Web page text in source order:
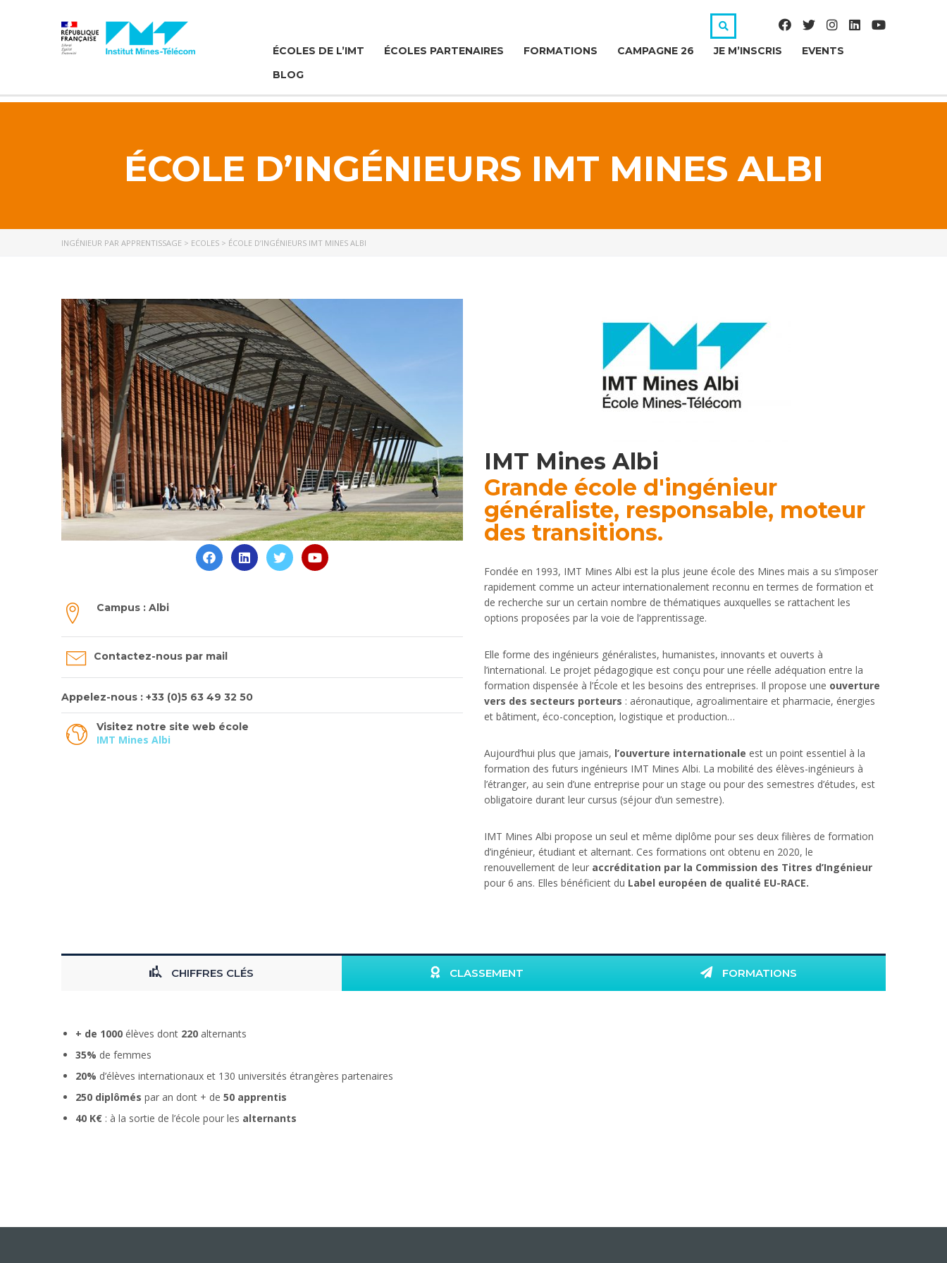
ÉCOLES DE L’IMT ÉCOLES PARTENAIRES FORMATIONS CAMPAGNE 26 JE M’INSCRIS
EVENTS
BLOG
ÉCOLE D’INGÉNIEURS IMT MINES ALBI
INGÉNIEUR PAR APPRENTISSAGE > ECOLES > ÉCOLE D’INGÉNIEURS IMT MINES ALBI
Campus : Albi
Contactez-nous par mail
Appelez-nous : +33 (0)5 63 49 32 50
Visitez notre site web école
IMT Mines Albi
IMT Mines Albi
Grande école d'ingénieur
généraliste, responsable, moteur
des transitions.
Fondée en 1993, IMT Mines Albi est la plus jeune école des Mines mais a su s’imposer
rapidement comme un acteur internationalement reconnu en termes de formation et
de recherche sur un certain nombre de thématiques auxquelles se rattachent les
options proposées par la voie de l’apprentissage.
Elle forme des ingénieurs généralistes, humanistes, innovants et ouverts à
l’international. Le projet pédagogique est conçu pour une réelle adéquation entre la
formation dispensée à l’École et les besoins des entreprises. Il propose une ouverture
vers des secteurs porteurs : aéronautique, agroalimentaire et pharmacie, énergies
et bâtiment, éco-conception, logistique et production…
Aujourd’hui plus que jamais, l’ouverture internationale est un point essentiel à la
formation des futurs ingénieurs IMT Mines Albi. La mobilité des élèves-ingénieurs à
l’étranger, au sein d’une entreprise pour un stage ou pour des semestres d’études, est
obligatoire durant leur cursus (séjour d’un semestre).
IMT Mines Albi propose un seul et même diplôme pour ses deux filières de formation
d’ingénieur, étudiant et alternant. Ces formations ont obtenu en 2020, le
renouvellement de leur accréditation par la Commission des Titres d’Ingénieur
pour 6 ans. Elles bénéficient du Label européen de qualité EU-RACE.
CHIFFRES CLÉS CLASSEMENT FORMATIONS
+ de 1000 élèves dont 220 alternants
35% de femmes
20% d’élèves internationaux et 130 universités étrangères partenaires
250 diplômés par an dont + de 50 apprentis
40 K€ : à la sortie de l’école pour les alternants